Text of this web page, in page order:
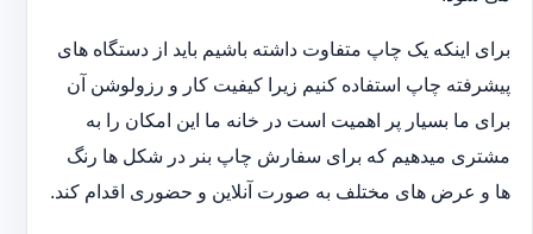
برای اینکه یک چاپ متفاوت داشته باشیم باید از دستگاه های
پیشرفته چاپ استفاده کنیم زیرا کیفیت کار و رزولوشن آن
برای ما بسیار پر اهمیت است در خانه ما این امکان را به
مشتری میدهیم که برای سفارش چاپ بنر در شکل ها رنگ
ها و عرض های مختلف به صورت آنلاین و حضوری اقدام کند.